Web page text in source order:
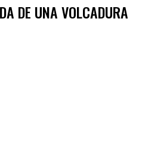
DE UNA VOLCADURA